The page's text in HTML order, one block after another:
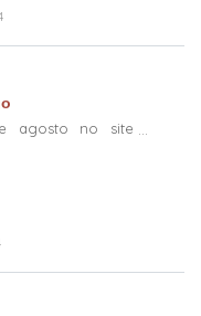
agosto no site